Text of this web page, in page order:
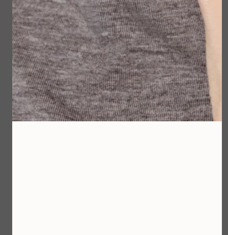
Dermalogica Stress
Positive Eye Lift 25ml
€ 89,00
Smart Eye Density